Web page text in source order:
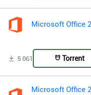
Microsoft Office
5 061 Torrent
Microsoft Office